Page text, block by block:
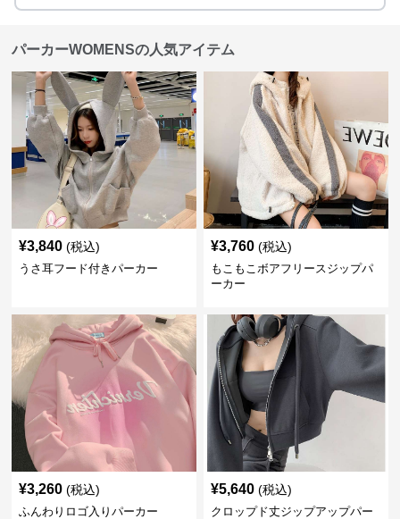
パーカーWOMENSの人気アイテム
¥3,840 (税込)
うさ耳フード付きパーカー
¥3,760 (税込)
もこもこボアフリースジップパ
ーカー
¥3,260 (税込)
ふんわりロゴ入りパーカー
¥5,640 (税込)
クロップド丈ジップアップパー